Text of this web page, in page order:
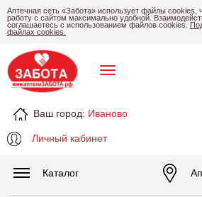
Аптечная сеть «Забота» использует файлы cookies,
работу с сайтом максимально удобной.
соглашаетесь с использованием файлов cookies.
файлах cookies.
Ваш город: Иваново
Личный кабинет
Каталог